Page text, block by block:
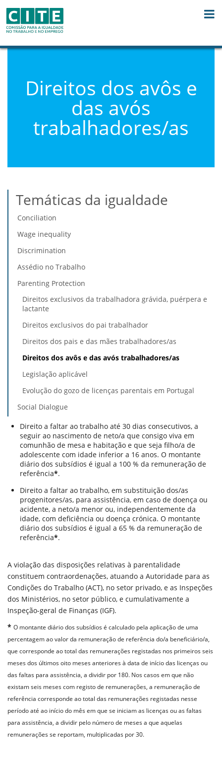
Direitos dos avôs e
das avós
trabalhadores/as
Temáticas da igualdade
Conciliation
Wage inequality
Discrimination
Assédio no Trabalho
Parenting Protection
Direitos exclusivos da trabalhadora grávida, puérpera e
lactante
Direitos exclusivos do pai trabalhador
Direitos dos pais e das mães trabalhadores/as
Direitos dos avôs e das avós trabalhadores/as
Legislação aplicável
Evolução do gozo de licenças parentais em Portugal
Social Dialogue
Direito a faltar ao trabalho até 30 dias consecutivos, a
seguir ao nascimento de neto/a que consigo viva em
comunhão de mesa e habitação e que seja filho/a de
adolescente com idade inferior a 16 anos. O montante
diário dos subsídios é igual a 100 % da remuneração de
referência*.
Direito a faltar ao trabalho, em substituição dos/as
progenitores/as, para assistência, em caso de doença ou
acidente, a neto/a menor ou, independentemente da
idade, com deficiência ou doença crónica. O montante
diário dos subsídios é igual a 65 % da remuneração de
referência*.
A violação das disposições relativas à parentalidade
constituem contraordenações, atuando a Autoridade para as
Condições do Trabalho (ACT), no setor privado, e as Inspeções
dos Ministérios, no setor público, e cumulativamente a
Inspeção-geral de Finanças (IGF).
* O montante diário dos subsídios é calculado pela aplicação de uma
percentagem ao valor da remuneração de referência do/a beneficiário/a,
que corresponde ao total das remunerações registadas nos primeiros seis
meses dos últimos oito meses anteriores à data de início das licenças ou
das faltas para assistência, a dividir por 180. Nos casos em que não
existam seis meses com registo de remunerações, a remuneração de
referência corresponde ao total das remunerações registadas nesse
período até ao início do mês em que se iniciam as licenças ou as faltas
para assistência, a dividir pelo número de meses a que aquelas
remunerações se reportam, multiplicadas por 30.